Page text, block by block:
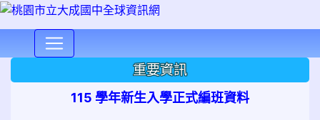
重要資訊
115 學年新生入學正式編班資料